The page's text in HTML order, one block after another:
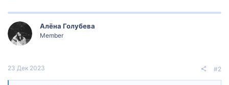
Алëна Голубева
Member
23 Дек 2023 #2